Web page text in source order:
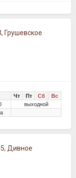
Грушевское
Чт Пт Сб
Вс
выходной
Дивное